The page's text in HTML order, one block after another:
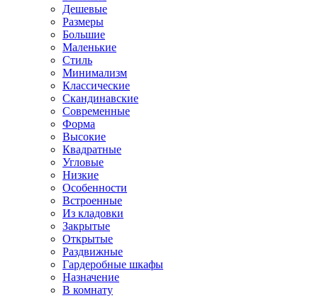
Дешевые
Размеры
Большие
Маленькие
Стиль
Минимализм
Классические
Скандинавские
Современные
Форма
Высокие
Квадратные
Угловые
Низкие
Особенности
Встроенные
Из кладовки
Закрытые
Открытые
Раздвижные
Гардеробные шкафы
Назначение
В комнату